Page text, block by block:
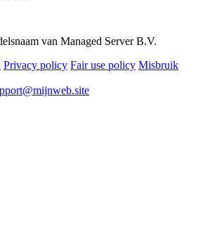
van Managed Server B.V.
Privacy policy Fair use policy Misbruik